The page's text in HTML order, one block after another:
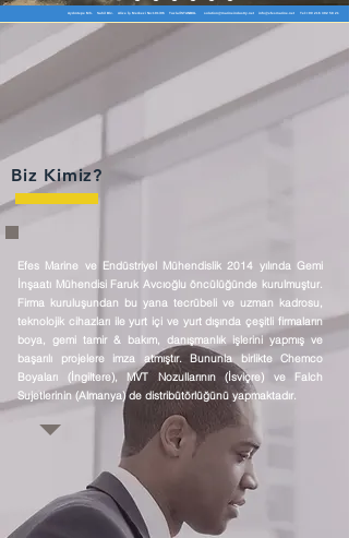
Aydıntepe Mh. Sahil Blv. Alize İş Merkezi No:191/96 Tuzla/İSTANBUL solution@marineindustry.net info@efesmarine.net Tel:+90 216 392 58 21
Biz Kimiz?
Efes Marine ve Endüstriyel Mühendislik 2014 yılında Gemi
İnşaatı Mühendisi Faruk Avcıoğlu öncülüğünde kurulmuştur.
Firma kuruluşundan bu yana tecrübeli ve uzman kadrosu,
teknolojik cihazları ile yurt içi ve yurt dışında çeşitli firmaların
boya, gemi tamir & bakım, danışmanlık işlerini yapmış ve
başarılı projelere imza atmıştır. Bununla birlikte Chemco
Boyaları (İngiltere), MVT Nozullarının (İsviçre) ve Falch
Sujetlerinin (Almanya) de distribütörlüğünü yapmaktadır.